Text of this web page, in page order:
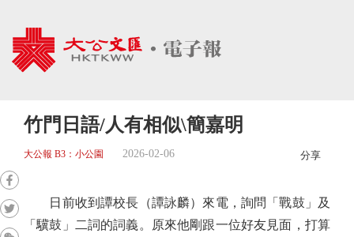
竹門日語/人有相似\簡嘉明
大公報 B3：小公園 2026-02-06 分享
日前收到譚校長（譚詠麟）來電，詢問「戰鼓」及
「驥鼓」二詞的詞義。原來他剛跟一位好友見面，打算